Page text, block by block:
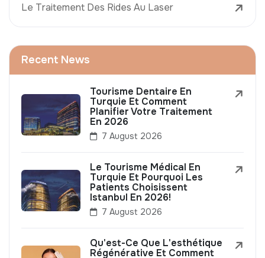
Le Traitement Des Rides Au Laser
Recent News
Tourisme Dentaire En
Turquie Et Comment
Planifier Votre Traitement
En 2026
7 August 2026
Le Tourisme Médical En
Turquie Et Pourquoi Les
Patients Choisissent
Istanbul En 2026!
7 August 2026
Qu'est-Ce Que L'esthétique
Régénérative Et Comment